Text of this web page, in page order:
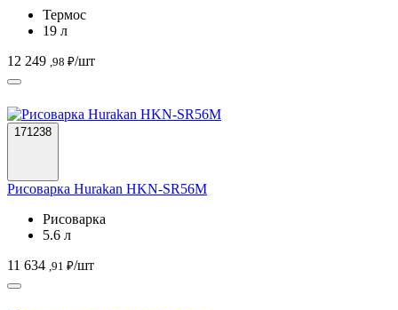
Термос
19 л
12 249 ,98 ₽/шт
171238
Рисоварка Hurakan HKN-SR56M
Рисоварка
5.6 л
11 634 ,91 ₽/шт